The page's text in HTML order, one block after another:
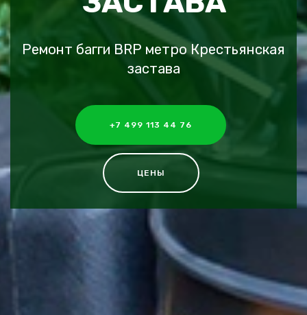
Ремонт багги BRP метро Крестьянская
застава
+7 499 113 44 76
ЦЕНЫ